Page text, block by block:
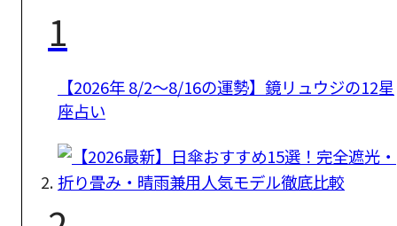
1
【2026年 8/2〜8/16の運勢】鏡リュウジの12星
座占い